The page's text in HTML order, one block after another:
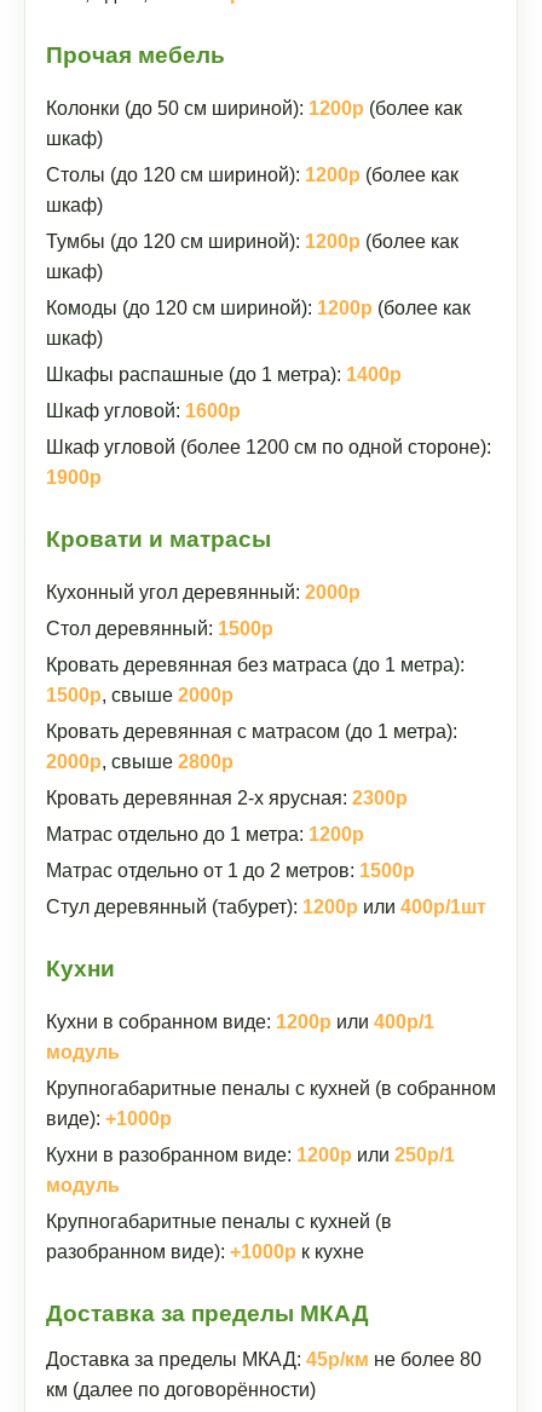
Прочая мебель
Колонки (до 50 см шириной): 1200р (более как
шкаф)
Столы (до 120 см шириной): 1200р (более как
шкаф)
Тумбы (до 120 см шириной): 1200р (более как
шкаф)
Комоды (до 120 см шириной): 1200р (более как
шкаф)
Шкафы распашные (до 1 метра): 1400р
Шкаф угловой: 1600р
Шкаф угловой (более 1200 см по одной стороне):
1900р
Кровати и матрасы
Кухонный угол деревянный: 2000р
Стол деревянный: 1500р
Кровать деревянная без матраса (до 1 метра):
1500р, свыше 2000р
Кровать деревянная с матрасом (до 1 метра):
2000р, свыше 2800р
Кровать деревянная 2-х ярусная: 2300р
Матрас отдельно до 1 метра: 1200р
Матрас отдельно от 1 до 2 метров: 1500р
Стул деревянный (табурет): 1200р или 400р/1шт
Кухни
Кухни в собранном виде: 1200р или 400р/1
модуль
Крупногабаритные пеналы с кухней (в собранном
виде): +1000р
Кухни в разобранном виде: 1200р или 250р/1
модуль
Крупногабаритные пеналы с кухней (в
разобранном виде): +1000р к кухне
Доставка за пределы МКАД
Доставка за пределы МКАД: 45р/км не более 80
км (далее по договорённости)